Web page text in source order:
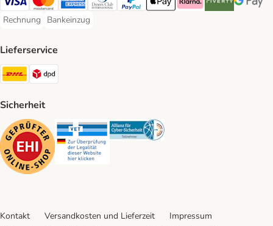
Visa Payment Method
Mastercard Payment Method
American Express Payment Method
Diners Club Payment Method
PayPal Payment Method
Apple Pay Payment Method
Klarna Payment Method
Riverty Payment
Google
Rechnung
Rechnung Payment Method
Bankeinzug
Bankeinzug Payment Method
Lieferservice
DHL Shipping Method
Sicherheit
Security Security Security
Kontakt Versandkosten und Lieferzeit
Impressum